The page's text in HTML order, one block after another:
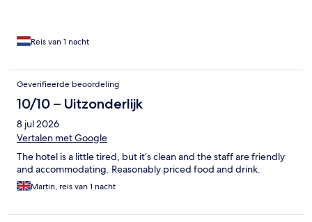
Reis van 1 nacht
Geverifieerde beoordeling
10/10 – Uitzonderlijk
8 jul 2026
Vertalen met Google
The hotel is a little tired, but it’s clean and the staff are friendly
and accommodating. Reasonably priced food and drink.
Martin, reis van 1 nacht